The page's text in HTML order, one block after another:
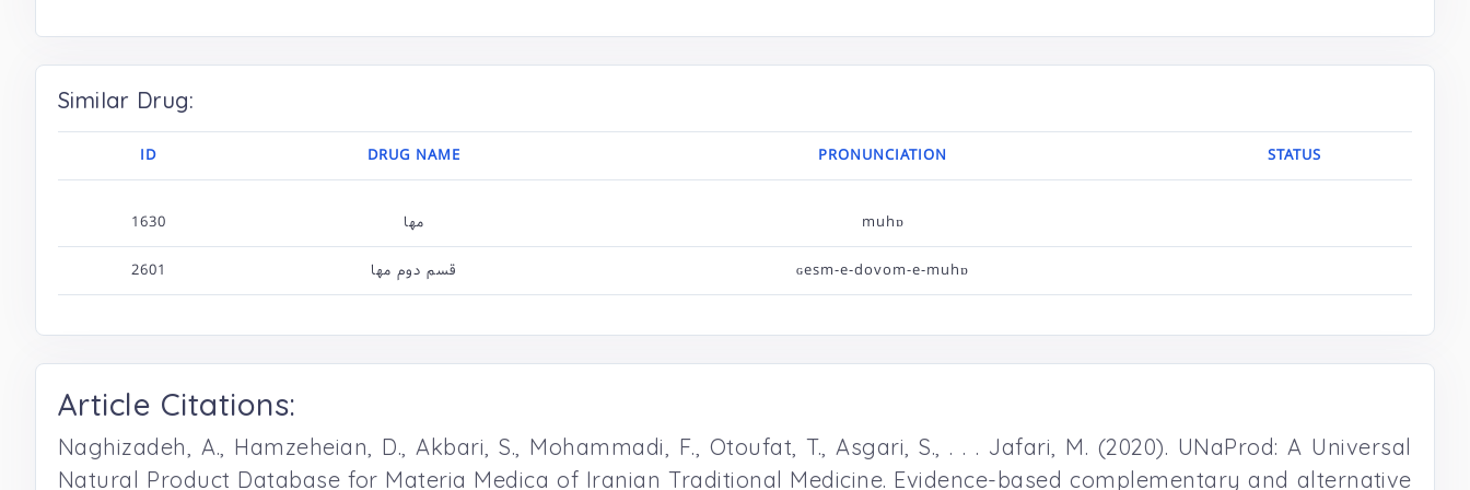
Similar Drug:
ID DRUG NAME PRONUNCIATION STATUS
1630 مها muhɒ
2601 قسم دوم مها ɢesm-e-dovom-e-muhɒ
Article Citations:
Naghizadeh, A., Hamzeheian, D., Akbari, S., Mohammadi, F., Otoufat, T., Asgari, S., . . . Jafari, M. (2020). UNaProd: A Universal
Natural Product Database for Materia Medica of Iranian Traditional Medicine. Evidence-based complementary and alternative